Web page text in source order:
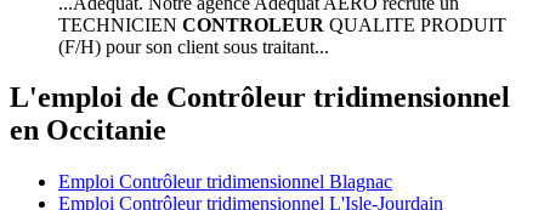
TECHNICIEN CONTROLEUR QUALITE PRODUIT
(F/H) pour son client sous traitant...
L'emploi de Contrôleur tridimensionnel
en Occitanie
Emploi Contrôleur tridimensionnel Blagnac
Emploi Contrôleur tridimensionnel L'Isle-Jourdain